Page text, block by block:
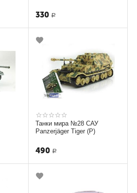
330 Р
Танки мира №28 САУ
Panzerjäger Tiger (P)
490 Р